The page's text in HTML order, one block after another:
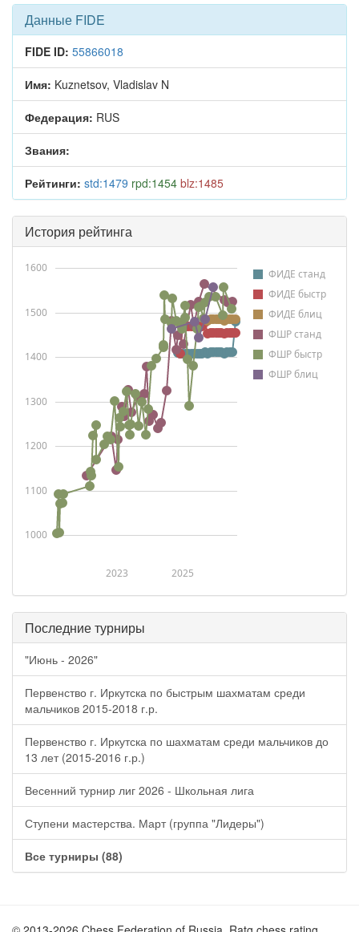
Данные FIDE
FIDE ID: 55866018
Имя: Kuznetsov, Vladislav N
Федерация: RUS
Звания:
Рейтинги: std:1479 rpd:1454 blz:1485
История рейтинга
ФИДЕ станд
ФИДЕ быстр
ФИДЕ блиц
ФШР станд
ФШР быстр
ФШР блиц
2023 2025
1000
1100
1200
1300
1400
1500
1600
Последние турниры
"Июнь - 2026"
Первенство г. Иркутска по быстрым шахматам среди
мальчиков 2015-2018 г.р.
Первенство г. Иркутска по шахматам среди мальчиков до
13 лет (2015-2016 г.р.)
Весенний турнир лиг 2026 - Школьная лига
Ступени мастерства. Март (группа "Лидеры")
Все турниры (88)